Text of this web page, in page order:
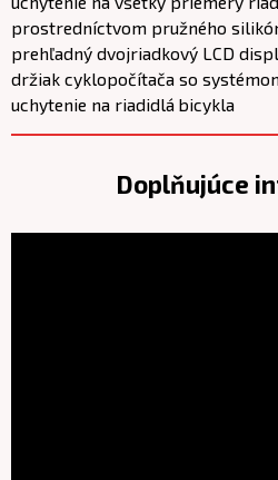
prostredníctvom pružného
prehľadný dvojriadkový LCD
držiak cyklopočítača so
uchytenie na riadidlá bicykla
Doplňujúce